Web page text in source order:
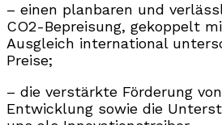
– einen planbaren und
CO2-Bepreisung, gekoppelt
Ausgleich international
Preise;
– die verstärkte Förderung
Entwicklung sowie die